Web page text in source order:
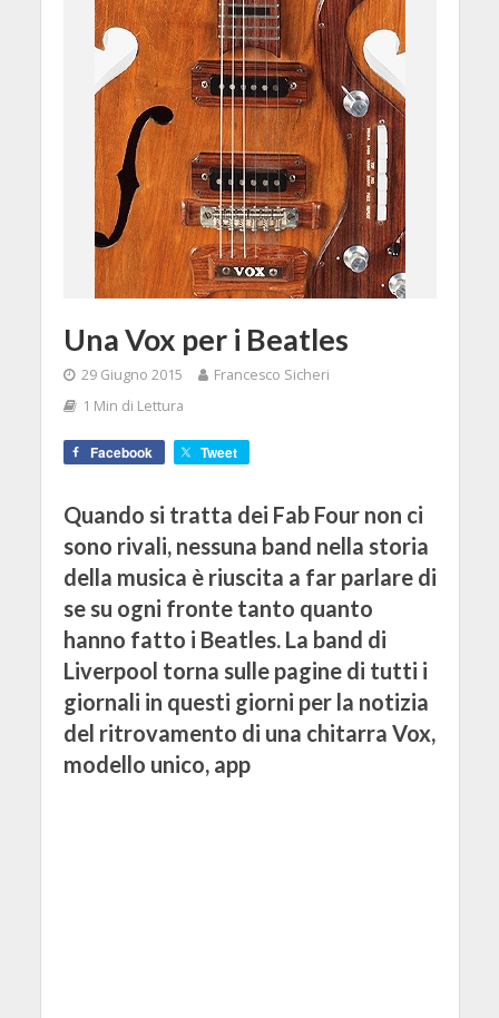
Una Vox per i Beatles
29 Giugno 2015
Francesco Sicheri
1 Min di Lettura
Facebook Tweet
Quando si tratta dei Fab Four non ci
sono rivali, nessuna band nella storia
della musica è riuscita a far parlare di
se su ogni fronte tanto quanto
hanno fatto i Beatles. La band di
Liverpool torna sulle pagine di tutti i
giornali in questi giorni per la notizia
del ritrovamento di una chitarra Vox,
modello unico, app